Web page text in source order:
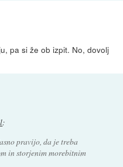
pa si že ob izpit. No, dovolj
:
pravijo, da je treba
in storjenim morebitnim